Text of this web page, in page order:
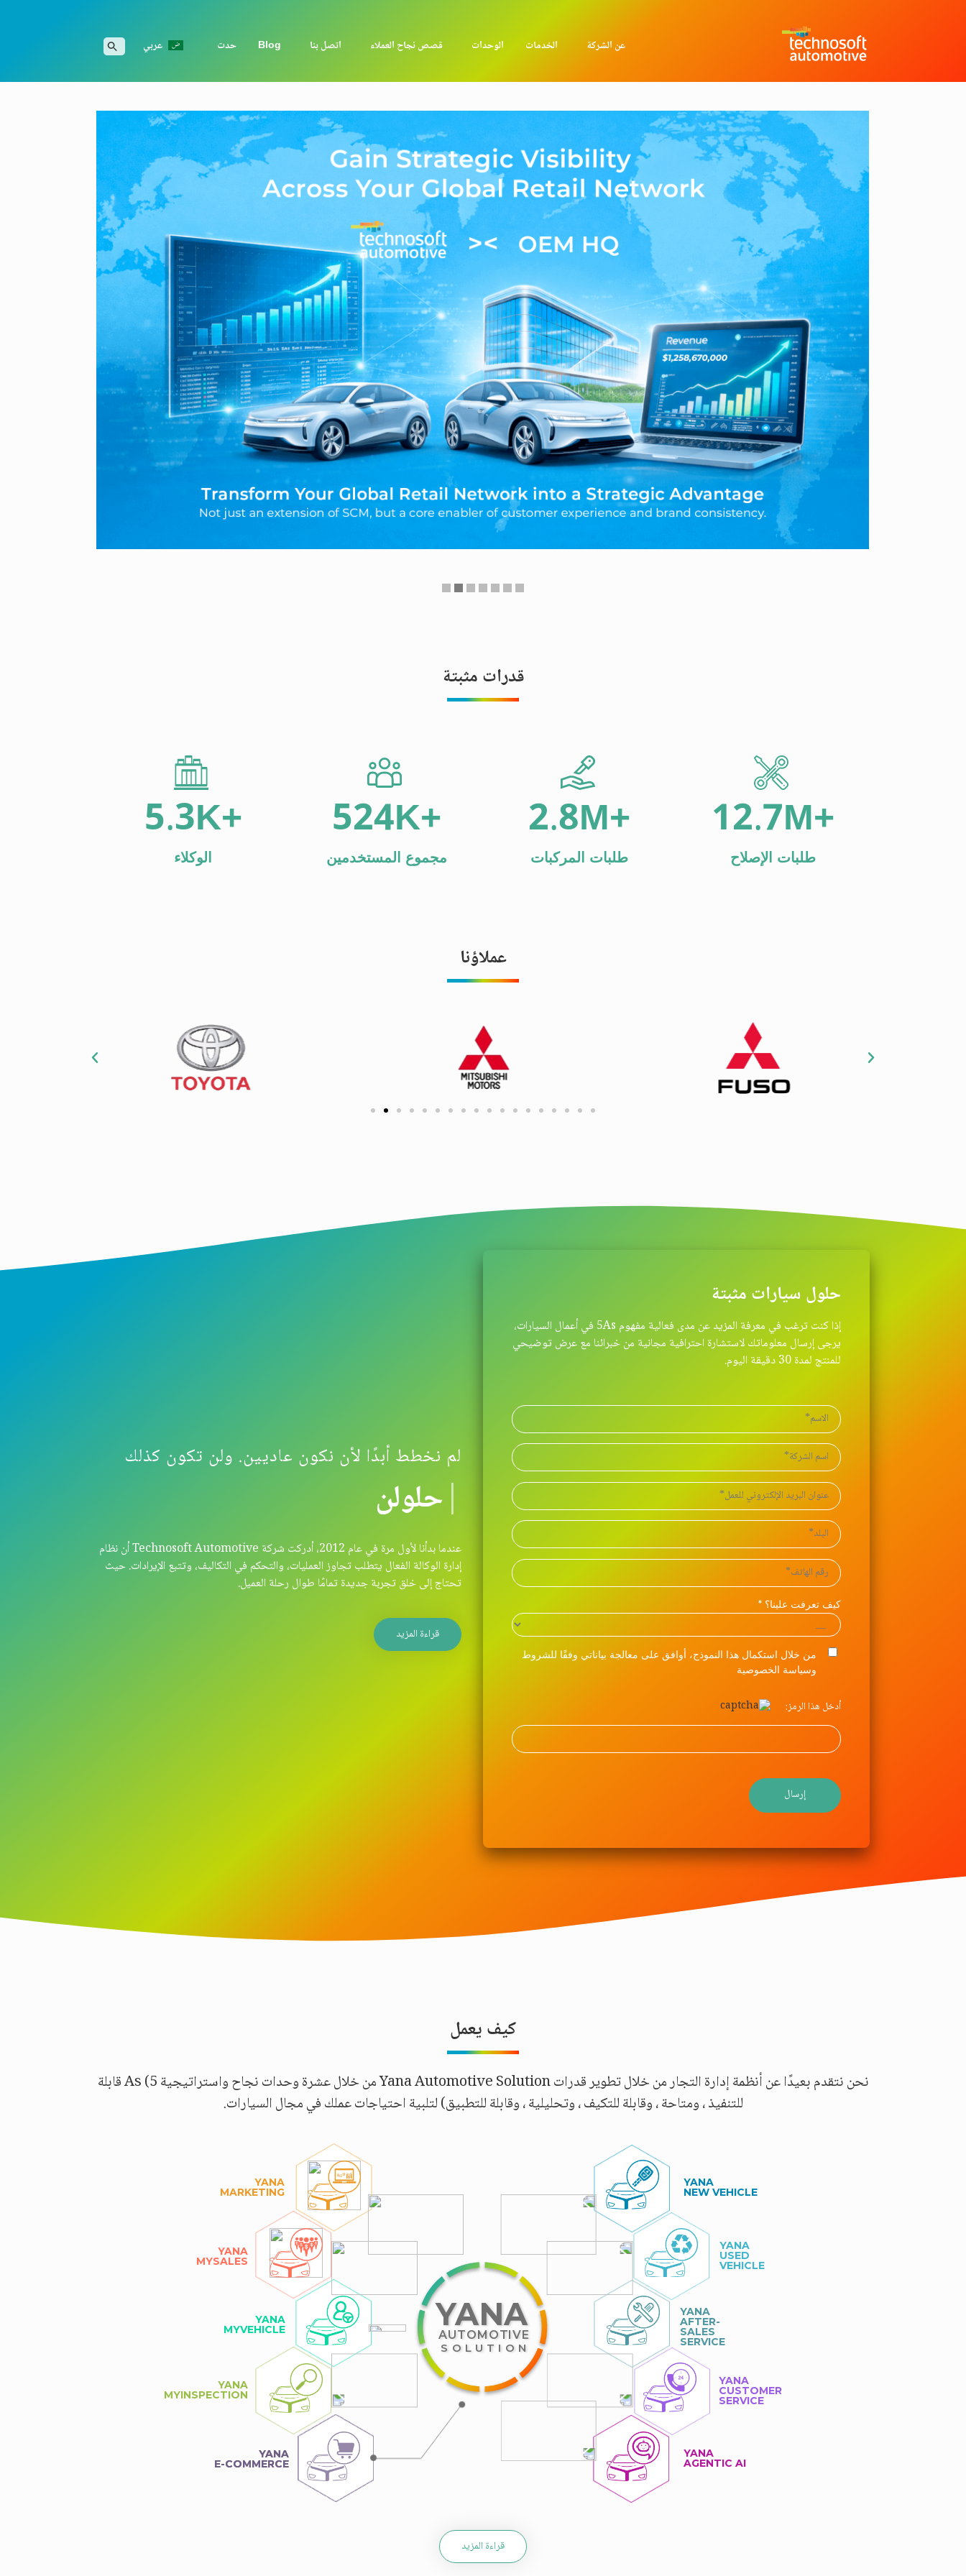
عن الشركة الخدمات الوحدات قصص نجاح العملاء اتصل بنا Blog حدت عربي
قدرات مثبتة
5.3K+
الوكلاء
524K+
مجموع المستخدمين
2.8M+
طلبات المركبات
12.7M+
طلبات الإصلاح
عملاؤنا
لم نخطط أبدًا لأن نكون عاديين. ولن تكون كذلك
حلولنا|
عندما بدأنا لأول مرة في عام 2012، أدركت شركة Technosoft Automotive أن نظام
إدارة الوكالة الفعال يتطلب تجاوز العمليات، والتحكم في التكاليف، وتتبع الإيرادات. حيث
تحتاج إلى خلق تجربة جديدة تمامًا طوال رحلة العميل.
قراءة المزيد
حلول سيارات مثبتة
إذا كنت ترغب في معرفة المزيد عن مدى فعالية مفهوم 5As في أعمال السيارات،
يرجى إرسال معلوماتك لاستشارة احترافية مجانية من خبرائنا مع عرض توضيحي
للمنتج لمدة 30 دقيقة اليوم.
كيف تعرفت علينا؟ *
من خلال استكمال هذا النموذج، أوافق على معالجة بياناتي وفقًا للشروط
وسياسة الخصوصية
أدخل هذا الرمز:
كيف يعمل
نحن نتقدم بعيدًا عن أنظمة إدارة التجار من خلال تطوير قدرات Yana Automotive Solution من خلال عشرة وحدات نجاح واستراتيجية 5) As قابلة
للتنفيذ ، ومتاحة ، وقابلة للتكيف ، وتحليلية ، وقابلة للتطبيق) لتلبية احتياجات عملك في مجال السيارات.
YANA
AGENTIC AI
YANA
E-COMMERCE
YANA
E-COMMERCE
YANA
NEW VEHICLE
SOLUTION
YANA
AFTER-
SALES
SERVICE
YANA
USED
VEHICLE
YANA
CUSTOMER
SERVICE
YANA
MYINSPECTION
YANA
MYVEHICLE
YANA
MYSALES
YANA
MARKETING
YANA
AUTOMOTIVE
قراءة المزيد